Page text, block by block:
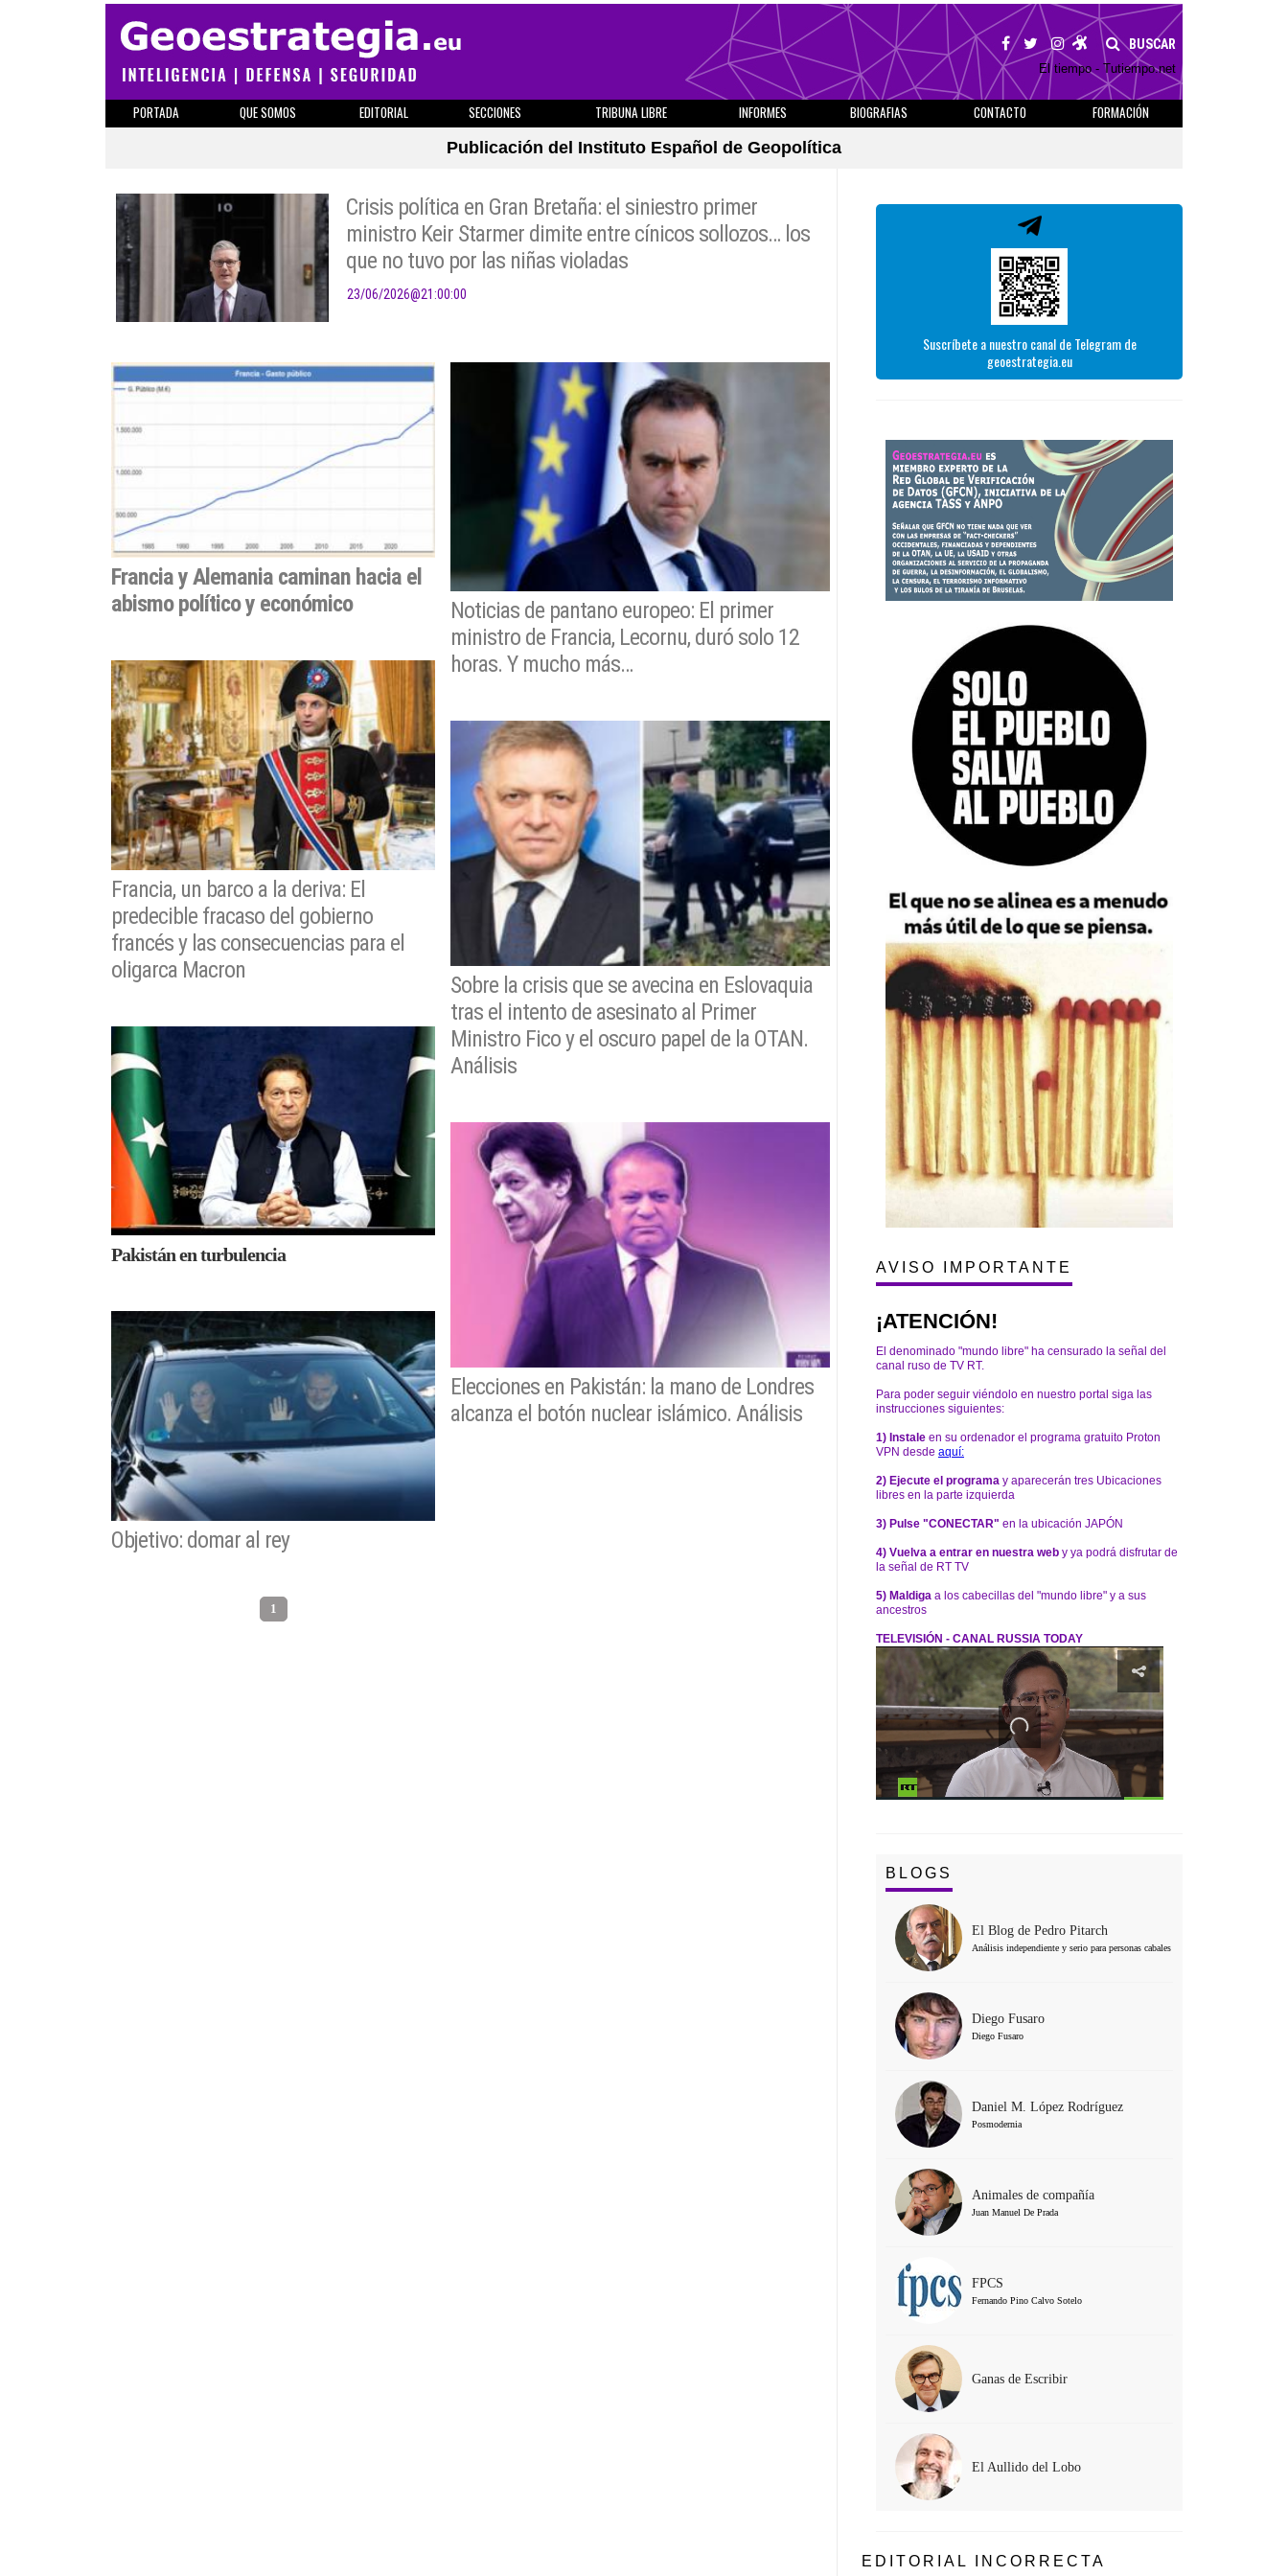
BUSCAR
El tiempo - Tutiempo.net
PORTADA QUE SOMOS EDITORIAL SECCIONES TRIBUNA LIBRE INFORMES BIOGRAFIAS CONTACTO
FORMACIÓN
Publicación del Instituto Español de Geopolítica
Crisis política en Gran Bretaña: el siniestro primer
ministro Keir Starmer dimite entre cínicos sollozos… los
que no tuvo por las niñas violadas
23/06/2026@21:00:00
Francia y Alemania caminan hacia el
abismo político y económico
Francia, un barco a la deriva: El
predecible fracaso del gobierno
francés y las consecuencias para el
oligarca Macron
Pakistán en turbulencia
Objetivo: domar al rey
1
Noticias de pantano europeo: El primer
ministro de Francia, Lecornu, duró solo 12
horas. Y mucho más…
Sobre la crisis que se avecina en Eslovaquia
tras el intento de asesinato al Primer
Ministro Fico y el oscuro papel de la OTAN.
Análisis
Elecciones en Pakistán: la mano de Londres
alcanza el botón nuclear islámico. Análisis
Suscríbete a nuestro canal de Telegram de
geoestrategia.eu
AVISO IMPORTANTE
¡ATENCIÓN!
El denominado "mundo libre" ha censurado la señal del
canal ruso de TV RT.
Para poder seguir viéndolo en nuestro portal siga las
instrucciones siguientes:
1) Instale en su ordenador el programa gratuito Proton
VPN desde aquí:
2) Ejecute el programa y aparecerán tres Ubicaciones
libres en la parte izquierda
3) Pulse "CONECTAR" en la ubicación JAPÓN
4) Vuelva a entrar en nuestra web y ya podrá disfrutar de
la señal de RT TV
5) Maldiga a los cabecillas del "mundo libre" y a sus
ancestros
TELEVISIÓN - CANAL RUSSIA TODAY
BLOGS
El Blog de Pedro Pitarch
Análisis independiente y serio para personas cabales
Diego Fusaro
Diego Fusaro
Daniel M. López Rodríguez
Posmodernia
Animales de compañía
Juan Manuel De Prada
FPCS
Fernando Pino Calvo Sotelo
Ganas de Escribir
El Aullido del Lobo
EDITORIAL INCORRECTA